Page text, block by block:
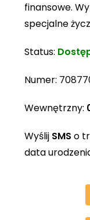
finansowe.
specjalne
Status:
Numer:
Wewnętrzny:
Wyślij SMS o
data